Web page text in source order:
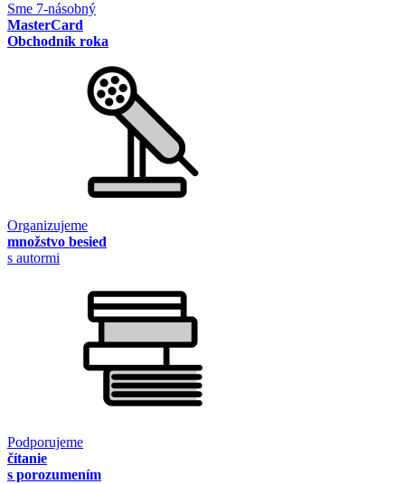
Sme 7-násobný
MasterCard
Obchodník roka
Organizujeme
množstvo besied
s autormi
Podporujeme
čítanie
s porozumením